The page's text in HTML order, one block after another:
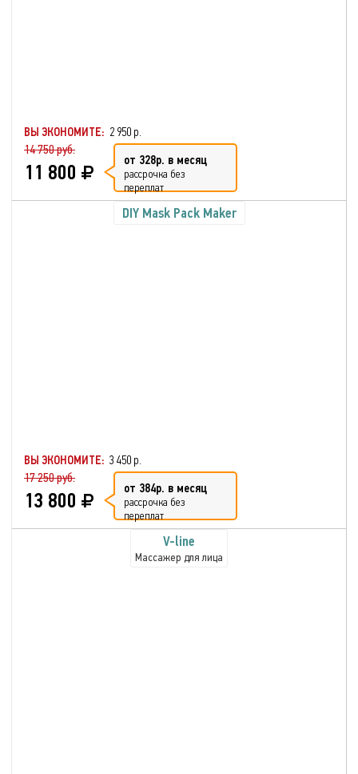
ВЫ ЭКОНОМИТЕ: 2 950 р.
14 750 руб.
11 800 от 328р. в месяц
рассрочка без
переплат
DIY Mask Pack Maker
ВЫ ЭКОНОМИТЕ: 3 450 р.
17 250 руб.
13 800 от 384р. в месяц
рассрочка без
переплат
V-line
Массажер для лица